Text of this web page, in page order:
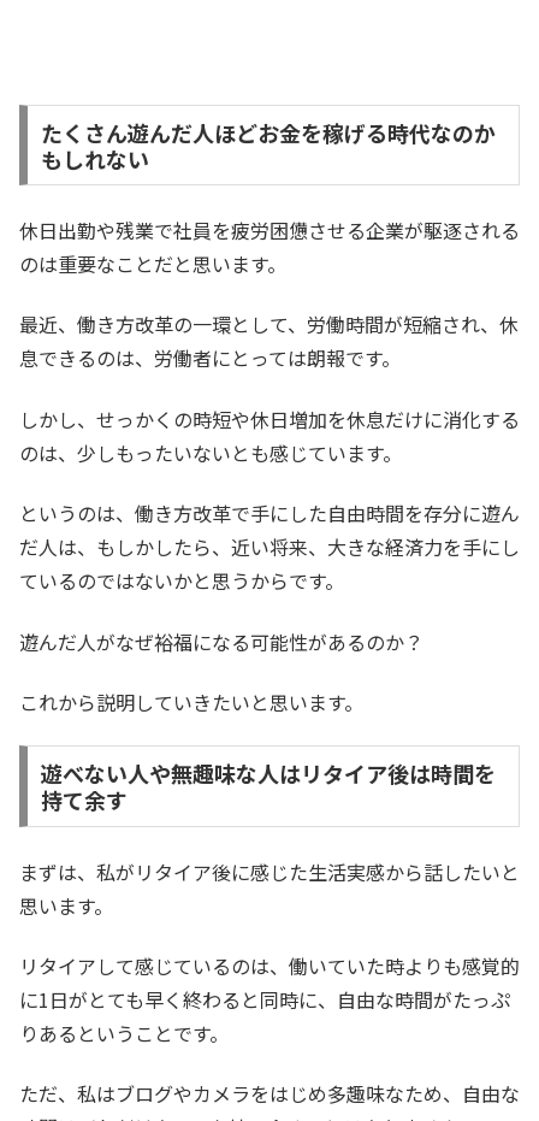
たくさん遊んだ人ほどお金を稼げる時代なのか
もしれない
休日出勤や残業で社員を疲労困憊させる企業が駆逐される
のは重要なことだと思います。
最近、働き方改革の一環として、労働時間が短縮され、休
息できるのは、労働者にとっては朗報です。
しかし、せっかくの時短や休日増加を休息だけに消化する
のは、少しもったいないとも感じています。
というのは、働き方改革で手にした自由時間を存分に遊ん
だ人は、もしかしたら、近い将来、大きな経済力を手にし
ているのではないかと思うからです。
遊んだ人がなぜ裕福になる可能性があるのか？
これから説明していきたいと思います。
遊べない人や無趣味な人はリタイア後は時間を
持て余す
まずは、私がリタイア後に感じた生活実感から話したいと
思います。
リタイアして感じているのは、働いていた時よりも感覚的
に1日がとても早く終わると同時に、自由な時間がたっぷ
りあるということです。
ただ、私はブログやカメラをはじめ多趣味なため、自由な